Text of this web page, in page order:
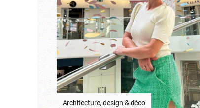
Architecture, design & déco